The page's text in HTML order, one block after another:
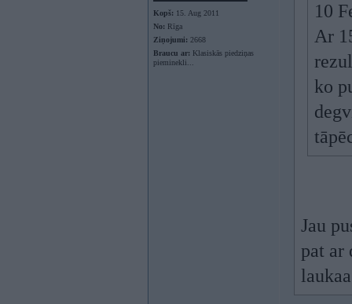
Kopš: 15. Aug 2011
No: Rīga
Ziņojumi: 2668
Braucu ar: Klasiskās piedziņas
pieminekli...
10
Ar
ko
Jau
pat ar